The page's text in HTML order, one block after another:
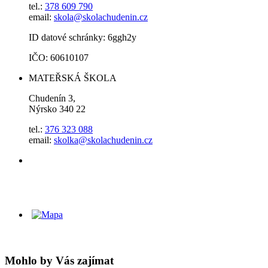
tel.: 378 609 790
email: skola@skolachudenin.cz
ID datové schránky: 6ggh2y
IČO: 60610107
MATEŘSKÁ ŠKOLA
Chudenín 3,
Nýrsko 340 22
tel.: 376 323 088
email: skolka@skolachudenin.cz
Mohlo by Vás zajímat